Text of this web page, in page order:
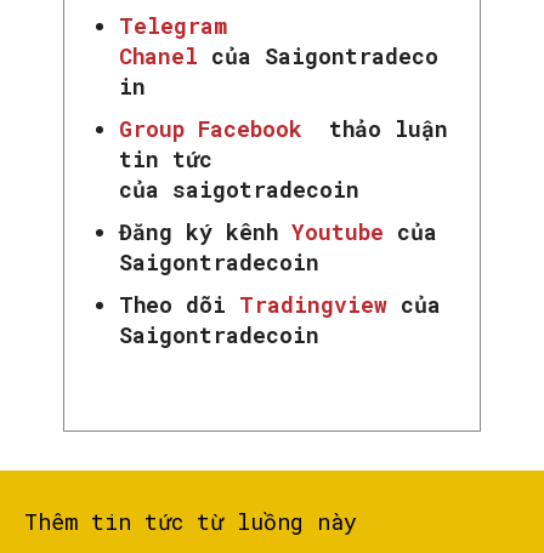
SEARCH...
Telegram
Chanel của Saigontradeco
in
Group Facebook
thảo luận
tin tức
của saigotradecoin
Đăng ký kênh Youtube của
Saigontradecoin
Theo dõi Tradingview của
Saigontradecoin
Thêm tin tức từ luồng này